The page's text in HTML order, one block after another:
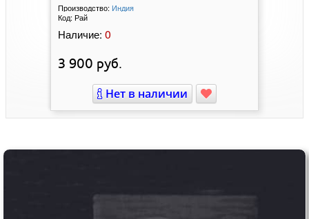
Производство: Индия
Код: Рай
Наличие: 0
3 900 руб.
Нет в наличии